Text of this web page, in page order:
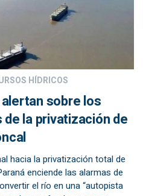
HÍDRICOS
alertan sobre los
la privatización de
hacia la privatización total de
enciende las alarmas de
el río en una “autopista